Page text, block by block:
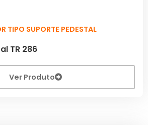
TIPO SUPORTE PEDESTAL
TR 286
Ver Produto